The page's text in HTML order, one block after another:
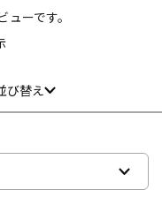
ウクレレ
パーカッション
ーです。
び替え